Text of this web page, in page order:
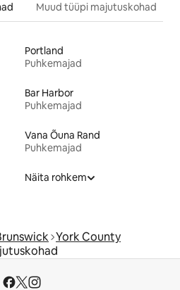
Muud tüüpi majutuskohad
Portland
Puhkemajad
Bar Harbor
Puhkemajad
Vana Õuna Rand
Puhkemajad
Näita rohkem
York County